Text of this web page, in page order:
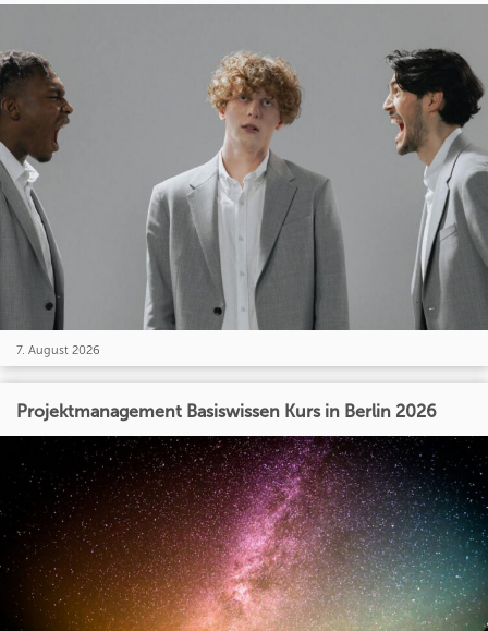
7. August 2026
Projektmanagement Basiswissen Kurs in Berlin 2026